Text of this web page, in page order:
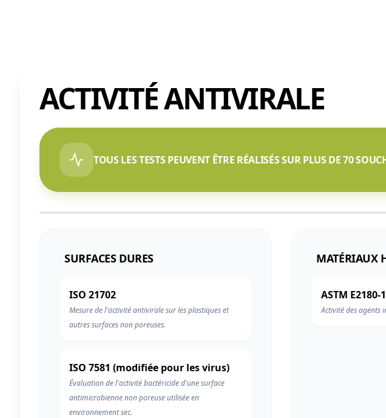
ACTIVITÉ ANTIVIRALE
TOUS LES TESTS PEUVENT ÊTRE RÉALISÉS SUR PLUS DE 70
SURFACES DURES
ISO 21702
Mesure de l'activité antivirale sur les plastiques et
autres surfaces non poreuses.
ISO 7581 (modifiée pour les virus)
Évaluation de l'activité bactéricide d'une surface
antimicrobienne non poreuse utilisée en
environnement sec.
MATÉRIAUX
ASTM E2180-
Activité des agents